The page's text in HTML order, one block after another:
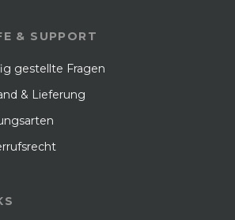
& SUPPORT
gestellte Fragen
& Lieferung